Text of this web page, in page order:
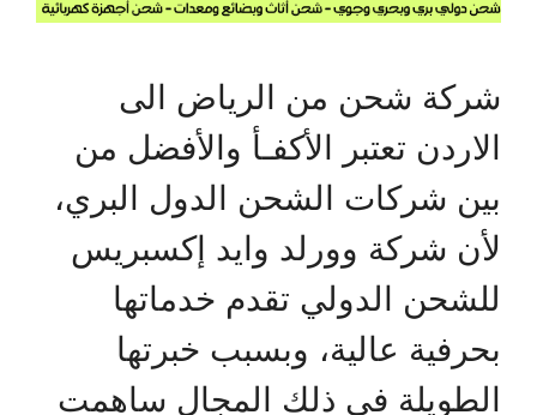
شركة شحن من الرياض الى
الاردن تعتبر الأكفـأ والأفضل من
بين شركات الشحن الدول البري،
لأن شركة وورلد وايد إكسبريس
للشحن الدولي تقدم خدماتها
بحرفية عالية، وبسبب خبرتها
الطويلة في ذلك المجال ساهمت